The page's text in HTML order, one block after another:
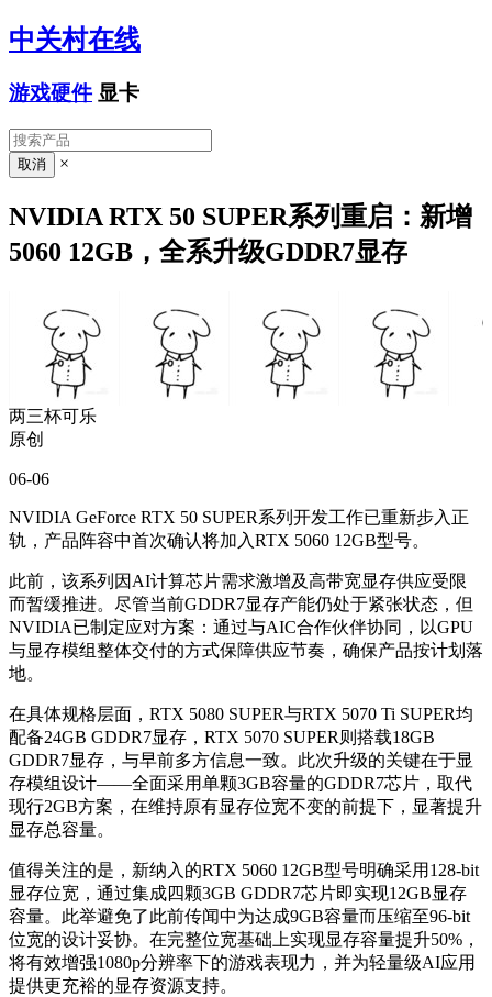
中关村在线
游戏硬件 显卡
×
NVIDIA RTX 50 SUPER系列重启：新增
5060 12GB，全系升级GDDR7显存
两三杯可乐
原创
06-06
NVIDIA GeForce RTX 50 SUPER系列开发工作已重新步入正
轨，产品阵容中首次确认将加入RTX 5060 12GB型号。
此前，该系列因AI计算芯片需求激增及高带宽显存供应受限
而暂缓推进。尽管当前GDDR7显存产能仍处于紧张状态，但
NVIDIA已制定应对方案：通过与AIC合作伙伴协同，以GPU
与显存模组整体交付的方式保障供应节奏，确保产品按计划落
地。
在具体规格层面，RTX 5080 SUPER与RTX 5070 Ti SUPER均
配备24GB GDDR7显存，RTX 5070 SUPER则搭载18GB
GDDR7显存，与早前多方信息一致。此次升级的关键在于显
存模组设计——全面采用单颗3GB容量的GDDR7芯片，取代
现行2GB方案，在维持原有显存位宽不变的前提下，显著提升
显存总容量。
值得关注的是，新纳入的RTX 5060 12GB型号明确采用128-bit
显存位宽，通过集成四颗3GB GDDR7芯片即实现12GB显存
容量。此举避免了此前传闻中为达成9GB容量而压缩至96-bit
位宽的设计妥协。在完整位宽基础上实现显存容量提升50%，
将有效增强1080p分辨率下的游戏表现力，并为轻量级AI应用
提供更充裕的显存资源支持。